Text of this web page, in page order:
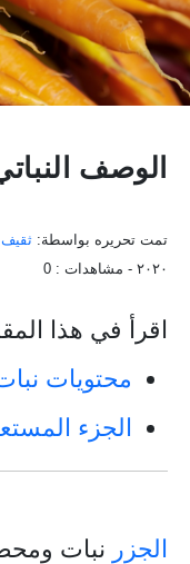
الوصف
تمت تحريره بواسطة: ثقيف
٢٠٢٠ - مشاهدات : 0
اقرأ في هذا
محتويات
الجزء
الجزر نبات